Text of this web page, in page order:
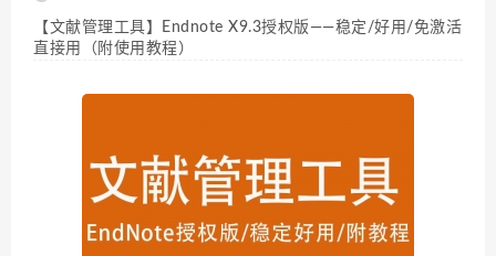
【文献管理工具】Endnote X9.3授权版——稳定/好用/免激活
直接用（附使用教程）